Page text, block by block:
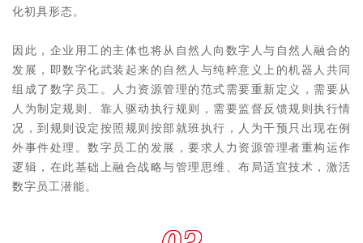
化初具形态。
因此，企业用工的主体也将从自然人向数字人与自然人融合的
发展，即数字化武装起来的自然人与纯粹意义上的机器人共同
组成了数字员工。人力资源管理的范式需要重新定义，需要从
人为制定规则、靠人驱动执行规则，需要监督反馈规则执行情
况，到规则设定按照规则按部就班执行，人为干预只出现在例
外事件处理。数字员工的发展，要求人力资源管理者重构运作
逻辑，在此基础上融合战略与管理思维、布局适宜技术，激活
数字员工潜能。